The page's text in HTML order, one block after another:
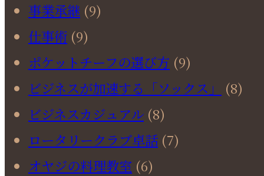
事業承継 (9)
仕事術 (9)
ポケットチーフの選び方 (9)
ビジネスが加速する「ソックス」
(8)
ビジネスカジュアル (8)
ロータリークラブ卓話 (7)
オヤジの料理教室 (6)